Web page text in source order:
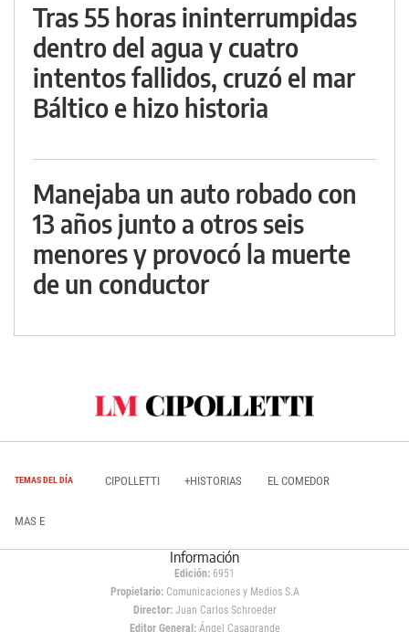
Tras 55 horas ininterrumpidas
dentro del agua y cuatro
intentos fallidos, cruzó el mar
Báltico e hizo historia
Manejaba un auto robado con
13 años junto a otros seis
menores y provocó la muerte
de un conductor
TEMAS DEL DÍA CIPOLLETTI +HISTORIAS EL COMEDOR
MAS E
Información
Edición: 6951
Propietario:Comunicaciones y Medios S.A
Director: Juan Carlos Schroeder
Editor General:Ángel Casagrande